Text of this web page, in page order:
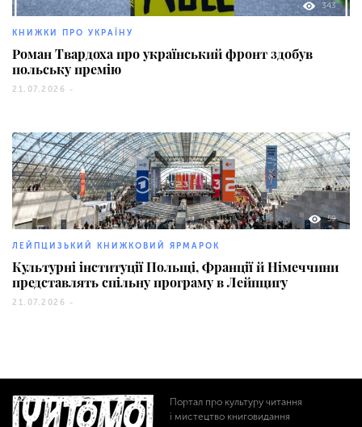
343
КНИЖКИ ПРО УКРАЇНУ
Роман Твардоха про український фронт здобув
польську премію
21.07.2026 -
59
ЛЕЙПЦИЗЬКИЙ КНИЖКОВИЙ ЯРМАРОК
Культурні інституції Польщі, Франції й Німеччини
представлять спільну програму в Лейпцигу
21.07.2026 -
Портал про культуру читання
і мистецтво книговидання